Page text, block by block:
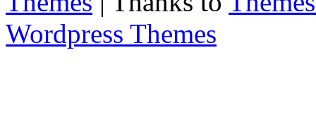
Wordpress Themes